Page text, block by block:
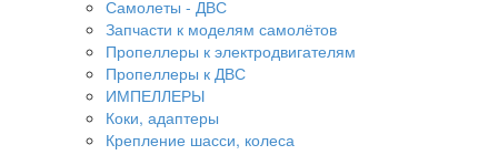
Самолеты - ДВС
Запчасти к моделям самолётов
Пропеллеры к электродвигателям
Пропеллеры к ДВС
ИМПЕЛЛЕРЫ
Коки, адаптеры
Крепление шасси, колеса